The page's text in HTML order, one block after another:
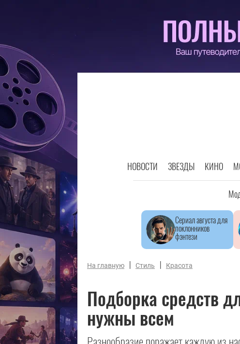
НОВОСТИ ЗВЕЗДЫ КИНО
Сериал августа для
поклонников
фэнтези
На главную | Стиль | Красота
Подборка средств
нужны всем